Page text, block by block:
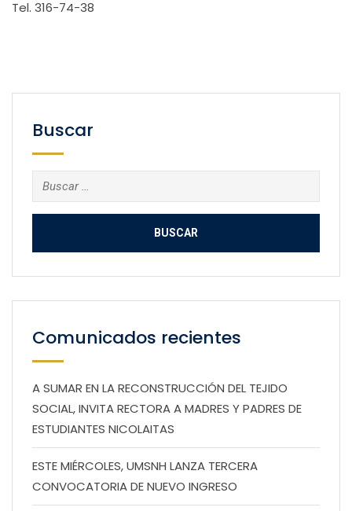
Tel. 316-74-38
Buscar
Buscar:
Comunicados recientes
A SUMAR EN LA RECONSTRUCCIÓN DEL TEJIDO
SOCIAL, INVITA RECTORA A MADRES Y PADRES DE
ESTUDIANTES NICOLAITAS
ESTE MIÉRCOLES, UMSNH LANZA TERCERA
CONVOCATORIA DE NUEVO INGRESO